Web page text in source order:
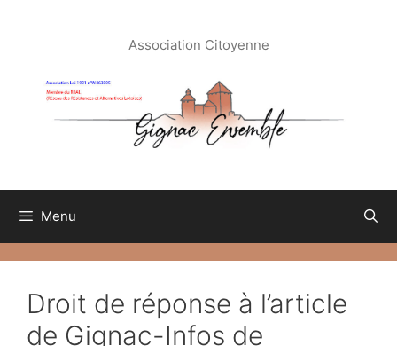
Association Citoyenne
Menu
Droit de réponse à l’article
de Gignac-Infos de